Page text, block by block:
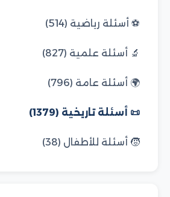
⚽ أسئلة رياضية (514)
🔬 أسئلة علمية (827)
🌍 أسئلة عامة (796)
📜 أسئلة تاريخية (1379)
🧒 أسئلة للأطفال (38)